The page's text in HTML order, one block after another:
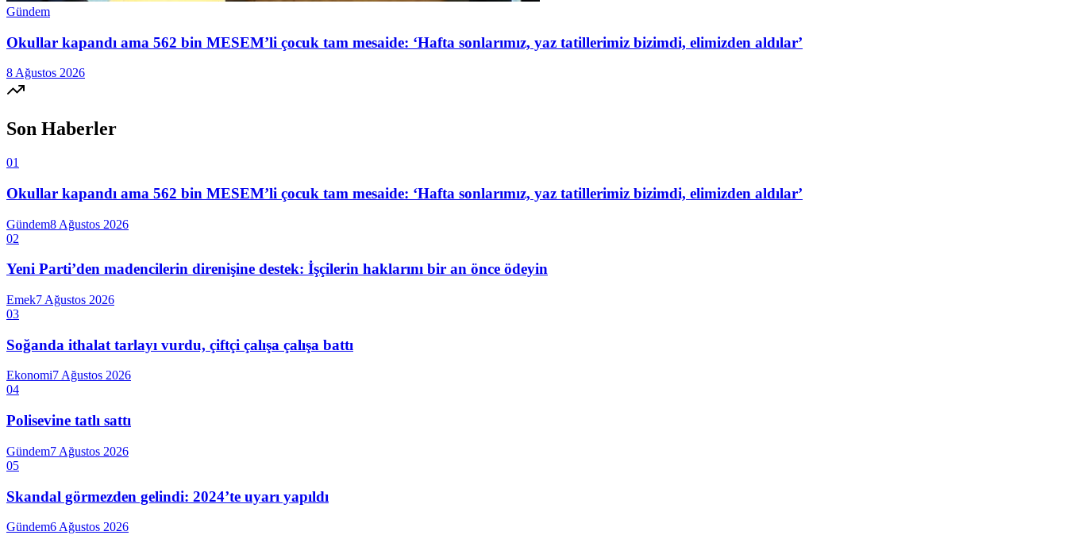
Gündem
Okullar kapandı ama 562 bin MESEM’li çocuk tam mesaide: ‘Hafta sonlarımız, yaz tatillerimiz bizimdi, elimizden aldılar’
8 Ağustos 2026
Son Haberler
01
Okullar kapandı ama 562 bin MESEM’li çocuk tam mesaide: ‘Hafta sonlarımız, yaz tatillerimiz bizimdi, elimizden aldılar’
Gündem8 Ağustos 2026
02
Yeni Parti’den madencilerin direnişine destek: İşçilerin haklarını bir an önce ödeyin
Emek7 Ağustos 2026
03
Soğanda ithalat tarlayı vurdu, çiftçi çalışa çalışa battı
Ekonomi7 Ağustos 2026
04
Polisevine tatlı sattı
Gündem7 Ağustos 2026
05
Skandal görmezden gelindi: 2024’te uyarı yapıldı
Gündem6 Ağustos 2026